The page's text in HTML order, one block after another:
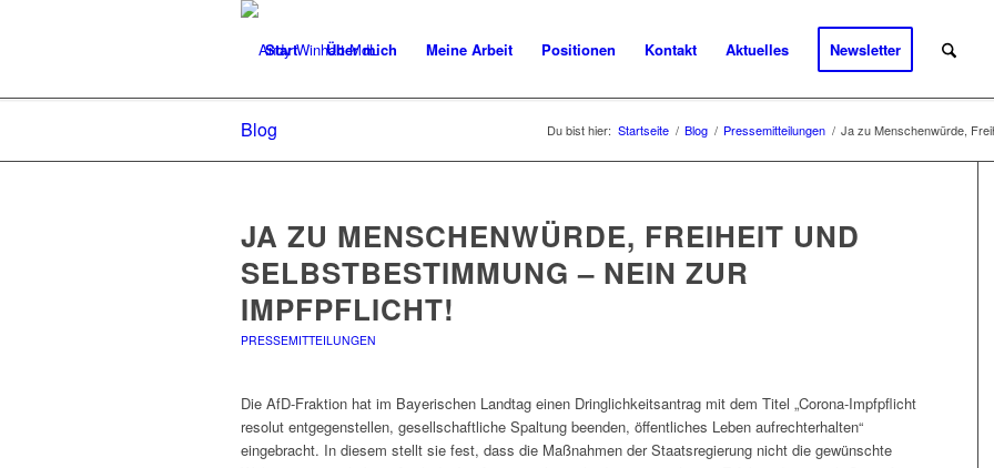
Start Über mich Meine Arbeit Positionen Kontakt Aktuelles Newsletter
Blog Du bist hier: Startseite / Blog / Pressemitteilungen / Ja zu Menschenwürde,
JA ZU MENSCHENWÜRDE, FREIHEIT UND
SELBSTBESTIMMUNG – NEIN ZUR
IMPFPFLICHT!
PRESSEMITTEILUNGEN
Die AfD-Fraktion hat im Bayerischen Landtag einen Dringlichkeitsantrag mit dem Titel „Corona-Impfpflicht
resolut entgegenstellen, gesellschaftliche Spaltung beenden, öffentliches Leben aufrechterhalten“
eingebracht. In diesem stellt sie fest, dass die Maßnahmen der Staatsregierung nicht die gewünschte